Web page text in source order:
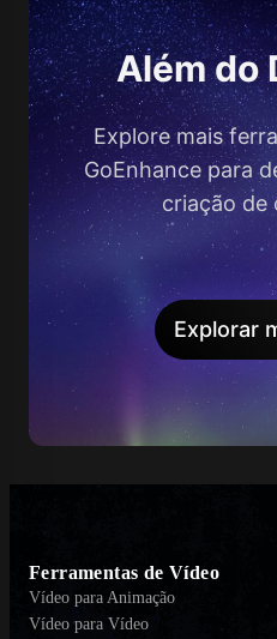
Além do
Explore mais
GoEnhance para
criação de
Explorar
Ferramentas de Vídeo
Vídeo para Animação
Vídeo para Vídeo